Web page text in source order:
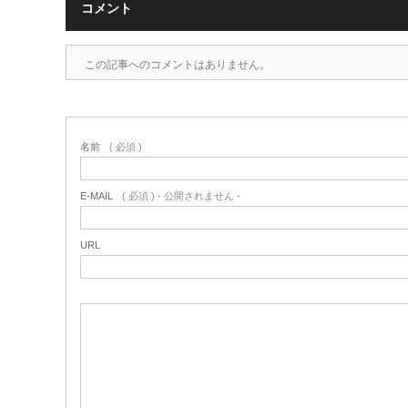
コメント
この記事へのコメントはありません。
名前 ( 必須 )
E-MAIL ( 必須 ) - 公開されません -
URL